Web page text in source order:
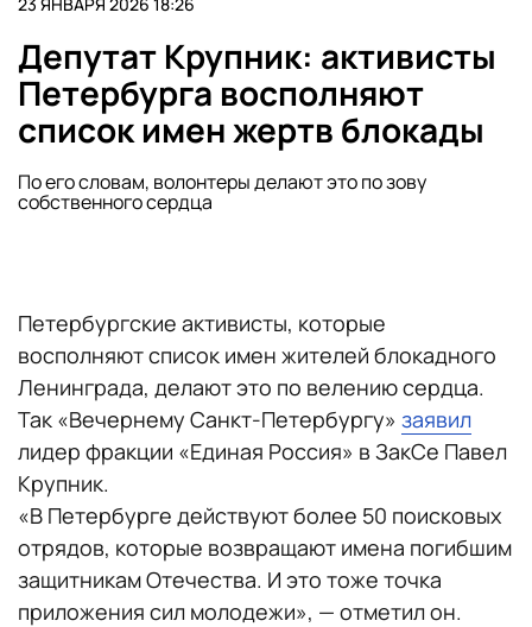
Депутат Крупник: активисты
Петербурга восполняют
список имен жертв блокады
По его словам, волонтеры делают это по зову
собственного сердца
Петербургские активисты, которые
восполняют список имен жителей блокадного
Ленинграда, делают это по велению сердца.
Так «Вечернему Санкт-Петербургу» заявил
лидер фракции «Единая Россия» в ЗакСе Павел
Крупник.
«В Петербурге действуют более 50 поисковых
отрядов, которые возвращают имена погибшим
защитникам Отечества. И это тоже точка
приложения сил молодежи», — отметил он.